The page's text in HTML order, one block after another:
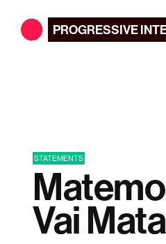
PROGRESSIVE
STATEMENTS
Vai